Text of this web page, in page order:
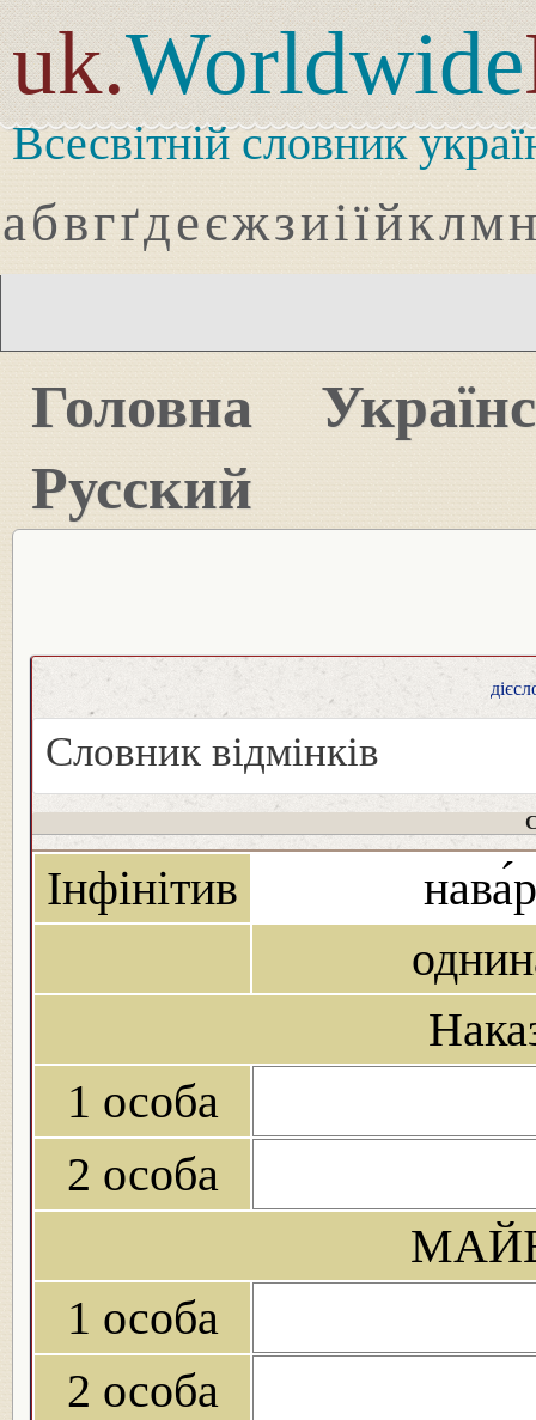
uk.Worldwide
Всесвітній словник
абвгґдеєжзиіїйклмн
Головна
Русский
Словник відмінків
Інфінітив
1 особа
2 особа
1 особа
2 особа